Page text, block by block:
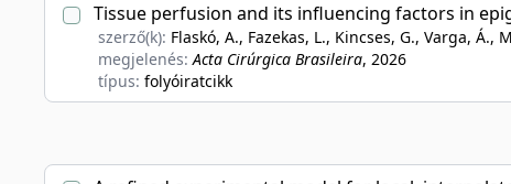
Tissue perfusion and its influencing factors in
szerző(k): Flaskó, A., Fazekas, L., Kincses, G., Varga, Á.,
megjelenés:Acta Cirúrgica Brasileira, 2026
típus: folyóiratcikk